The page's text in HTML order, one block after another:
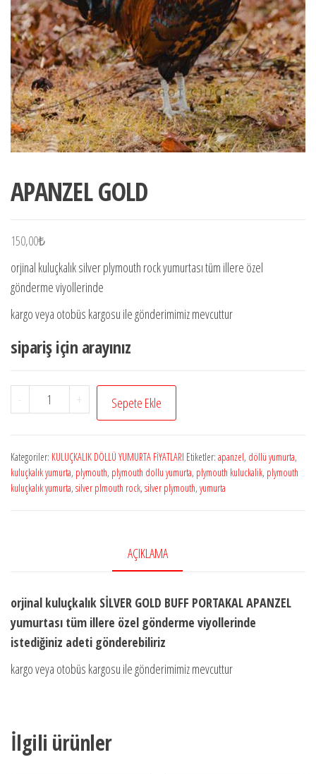
APANZEL GOLD
150,00₺
orjinal kuluçkalık silver plymouth rock yumurtası tüm illere özel
gönderme viyollerinde
kargo veya otobüs kargosu ile gönderimimiz mevcuttur
sipariş için arayınız
-
APANZEL
GOLD
+ Sepete Ekle
Kategoriler: KULUÇKALIK DÖLLÜ YUMURTA FİYATLARI Etiketler: apanzel, döllü yumurta,
kuluçkalık yumurta, plymouth, plymouth dollu yumurta, plymouth kuluckalik, plymouth
kuluçkalık yumurta, silver plmouth rock, silver plymouth, yumurta
AÇIKLAMA
orjinal kuluçkalık SİLVER GOLD BUFF PORTAKAL APANZEL
yumurtası tüm illere özel gönderme viyollerinde
istediğiniz adeti gönderebiliriz
kargo veya otobüs kargosu ile gönderimimiz mevcuttur
İlgili ürünler